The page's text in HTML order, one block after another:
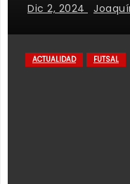
Dic 2, 2024
ACTUALIDAD FUTSAL